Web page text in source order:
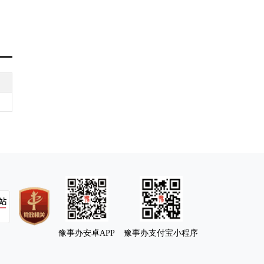
豫事办安卓APP 豫事办支付宝小程序